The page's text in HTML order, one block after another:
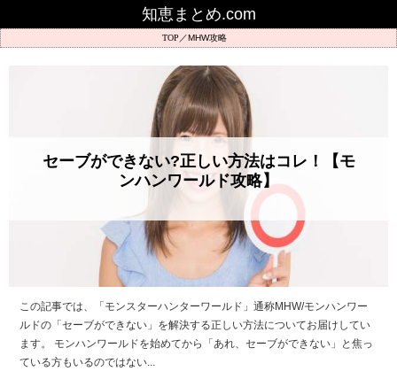
知恵まとめ.com
MHW攻略
セーブができない?正しい方法はコレ！【モ
ンハンワールド攻略】
この記事では、「モンスターハンターワールド」通称MHW/モンハンワー
ルドの「セーブができない」を解決する正しい方法についてお届けしてい
ます。 モンハンワールドを始めてから「あれ、セーブができない」と焦っ
ている方もいるのではない...